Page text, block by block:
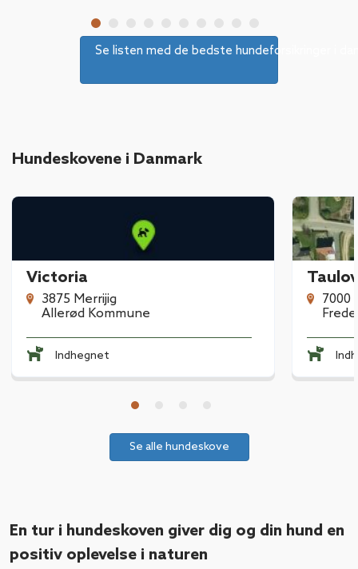
Se listen med de bedste hundeforsikringer i
En tur i hundeskoven giver dig og din hund en
positiv oplevelse i naturen
Hundeskovene i Danmark
Victoria
3875 Merrijig
Allerød Kommune
Indhegnet
Se alle hundeskove